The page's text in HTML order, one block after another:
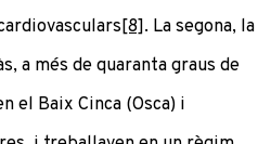
[8]. La segona, la
a més de quaranta graus de
el Baix Cinca (Osca) i